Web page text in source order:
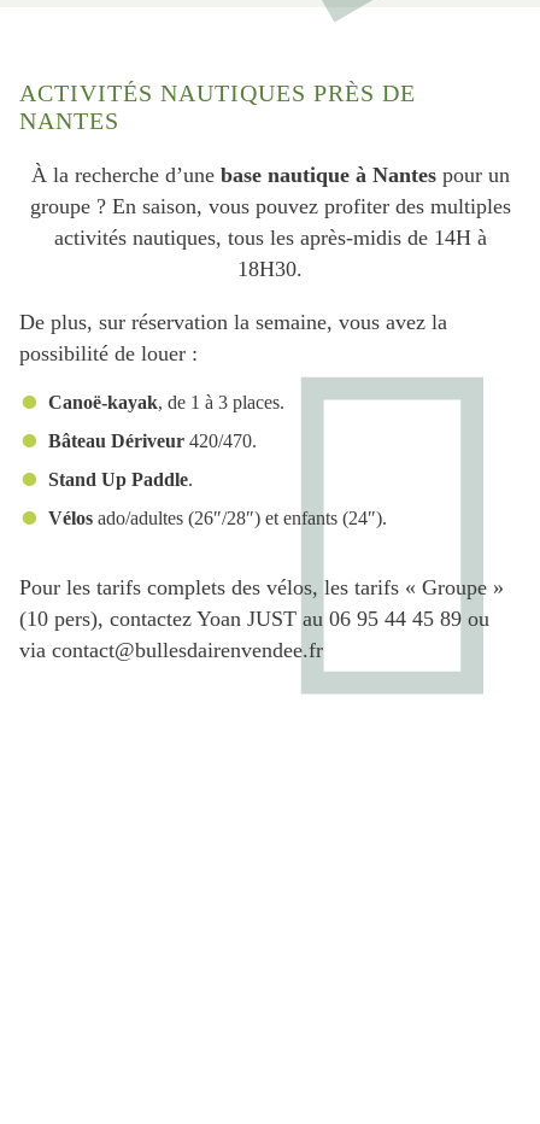
ACTIVITÉS NAUTIQUES PRÈS DE
NANTES
À la recherche d’une base nautique à Nantespour un
groupe ? En saison, vous pouvez profiter des multiples
activités nautiques, tous les après-midis de 14H à
18H30.
De plus, sur réservation la semaine, vous avez la
possibilité de louer :
Canoë-kayak, de 1 à 3 places.
Bâteau Dériveur 420/470.
Stand Up Paddle.
Vélos ado/adultes (26″/28″) et enfants (24″).
Pour les tarifs complets des vélos, les tarifs « Groupe »
(10 pers), contactez Yoan JUST au 06 95 44 45 89 ou
via contact@bullesdairenvendee.fr